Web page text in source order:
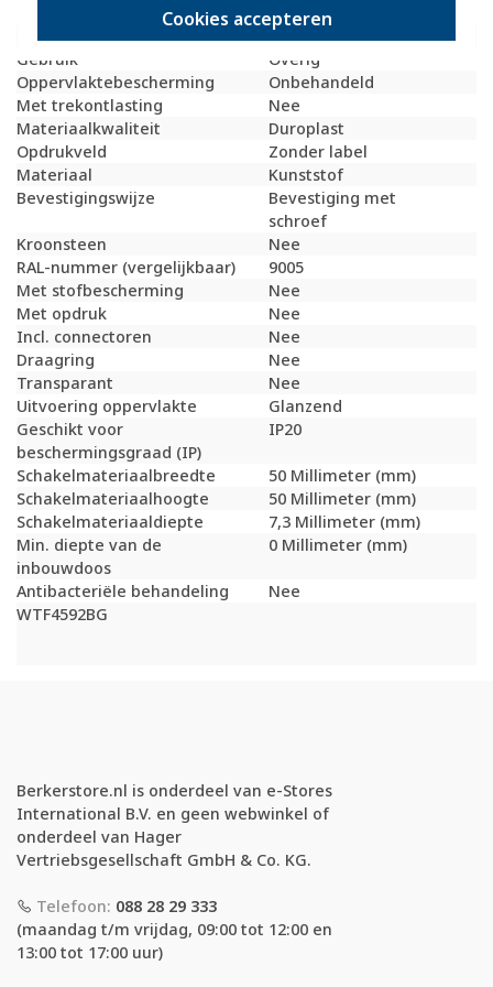
Cookies accepteren
Ja
Nee
Gebruik
Overig
Oppervlaktebescherming
Onbehandeld
Met trekontlasting
Nee
Materiaalkwaliteit
Duroplast
Opdrukveld
Zonder label
Materiaal
Kunststof
Bevestigingswijze
Bevestiging met
schroef
Kroonsteen
Nee
RAL-nummer (vergelijkbaar)
9005
Met stofbescherming
Nee
Met opdruk
Nee
Incl. connectoren
Nee
Draagring
Nee
Transparant
Nee
Uitvoering oppervlakte
Glanzend
Geschikt voor
beschermingsgraad (IP)
IP20
Schakelmateriaalbreedte
50 Millimeter (mm)
Schakelmateriaalhoogte
50 Millimeter (mm)
Schakelmateriaaldiepte
7,3 Millimeter (mm)
Min. diepte van de
inbouwdoos
0 Millimeter (mm)
Antibacteriële behandeling
Nee
WTF4592BG
Berkerstore.nl is onderdeel van e-Stores
International B.V. en geen webwinkel of
onderdeel van Hager
Vertriebsgesellschaft GmbH & Co. KG.
Telefoon: 088 28 29 333
(maandag t/m vrijdag, 09:00 tot 12:00 en
13:00 tot 17:00 uur)